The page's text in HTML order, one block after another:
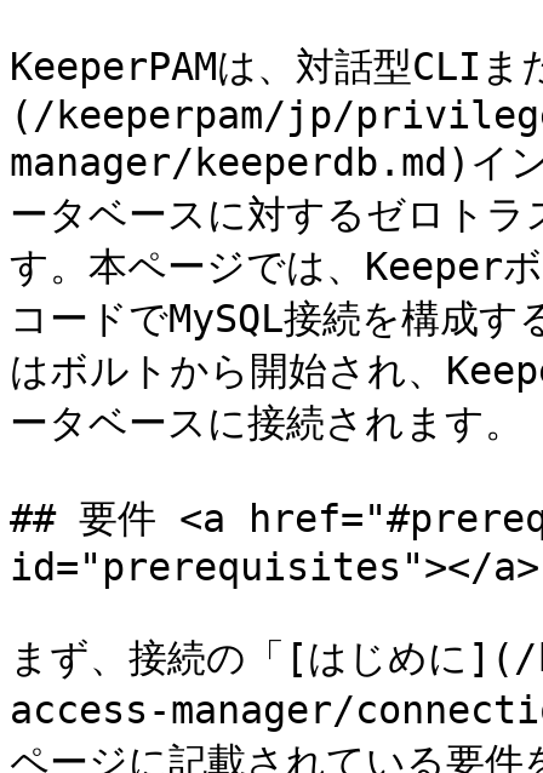
KeeperPAMは、対話型CLI
(/keeperpam/jp/
manager/keeperdb.md)イン
ータベースに対するゼロト
す。本ページでは、Keeper
コードでMySQL接続を構成
はボルトから開始され、
ータベースに接続されます。
## 要件 <a
id="prerequisites"></a>
まず、接続の「[はじめ
access-manager/
ページに記載されている要件